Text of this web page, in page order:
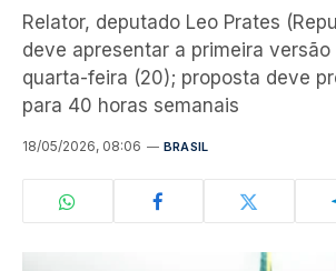
Relator, deputado Leo Prates
deve apresentar a primeira
quarta-feira (20); proposta deve
para 40 horas semanais
18/05/2026, 08:06 BRASIL